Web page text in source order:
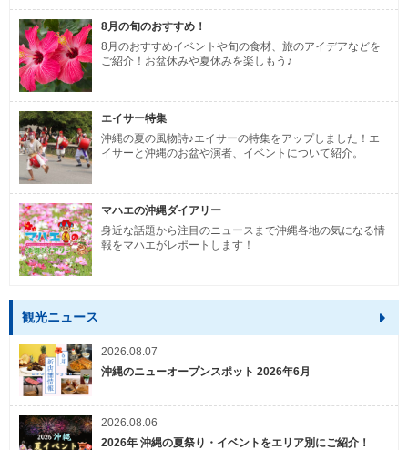
8月の旬のおすすめ！
8月のおすすめイベントや旬の食材、旅のアイデアなどを
ご紹介！お盆休みや夏休みを楽しもう♪
エイサー特集
沖縄の夏の風物詩♪エイサーの特集をアップしました！エ
イサーと沖縄のお盆や演者、イベントについて紹介。
マハエの沖縄ダイアリー
身近な話題から注目のニュースまで沖縄各地の気になる情
報をマハエがレポートします！
観光ニュース
2026.08.07
沖縄のニューオープンスポット 2026年6月
2026.08.06
2026年 沖縄の夏祭り・イベントをエリア別にご紹介！